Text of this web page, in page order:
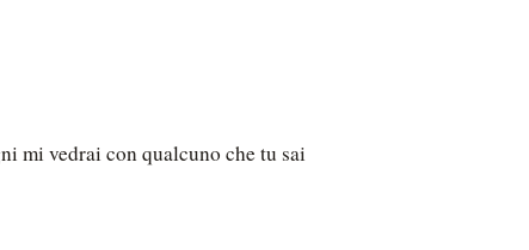
mi vedrai con qualcuno che tu sai